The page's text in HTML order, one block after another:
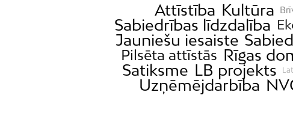
Attīstība Kultūra
Sabiedrības līdzdalība
Jauniešu iesaiste
Pilsēta attīstās Rīgas
Satiksme LB projekts
Uzņēmējdarbība